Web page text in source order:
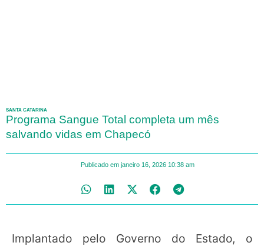
SANTA CATARINA
Programa Sangue Total completa um mês
salvando vidas em Chapecó
Publicado em janeiro 16, 2026 10:38 am
Implantado pelo Governo do Estado, o